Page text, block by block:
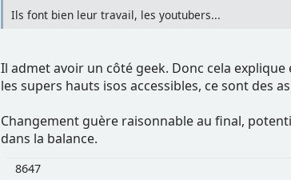
Ils font bien leur travail, les youtubers...
Il admet avoir un côté geek. Donc cela
les supers hauts isos accessibles, ce sont des
Changement guère raisonnable au final,
dans la balance.
8647